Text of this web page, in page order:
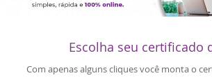
Escolha seu certificado
Com apenas alguns cliques você monta o